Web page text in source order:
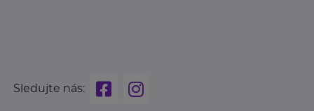
Sledujte nás: